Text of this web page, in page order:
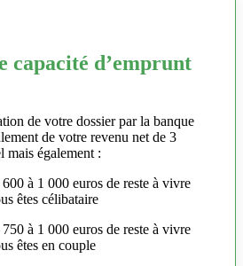
capacité d’emprunt
de votre dossier par la banque
de votre revenu net de 3
mais également :
à 1 000 euros de reste à vivre
êtes célibataire
à 1 000 euros de reste à vivre
êtes en couple